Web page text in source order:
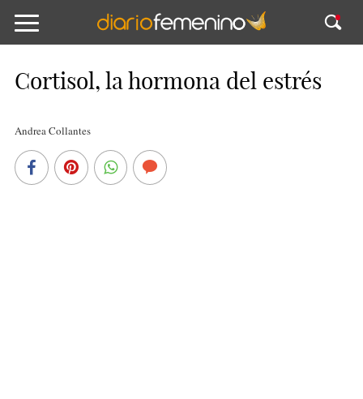
Cortisol, la hormona del estrés
Andrea Collantes